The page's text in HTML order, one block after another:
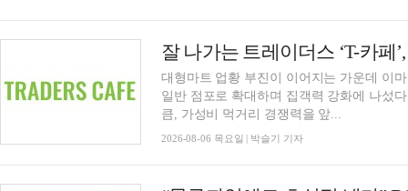
잘 나가는 트레이더스 ‘T-카페
대형마트 업황 부진이 이어지는 가운데 이
일반 점포로 확대하며 집객력 강화에 나섰
큼, 가성비 먹거리 경쟁력을 앞...
2026-08-06 목요일 | 박슬기 기자